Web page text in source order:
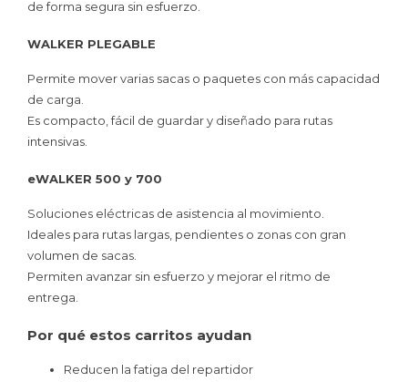
de forma segura sin esfuerzo.
WALKER PLEGABLE
Permite mover varias sacas o paquetes con más capacidad
de carga.
Es compacto, fácil de guardar y diseñado para rutas
intensivas.
eWALKER 500 y 700
Soluciones eléctricas de asistencia al movimiento.
Ideales para rutas largas, pendientes o zonas con gran
volumen de sacas.
Permiten avanzar sin esfuerzo y mejorar el ritmo de
entrega.
Por qué estos carritos ayudan
Reducen la fatiga del repartidor